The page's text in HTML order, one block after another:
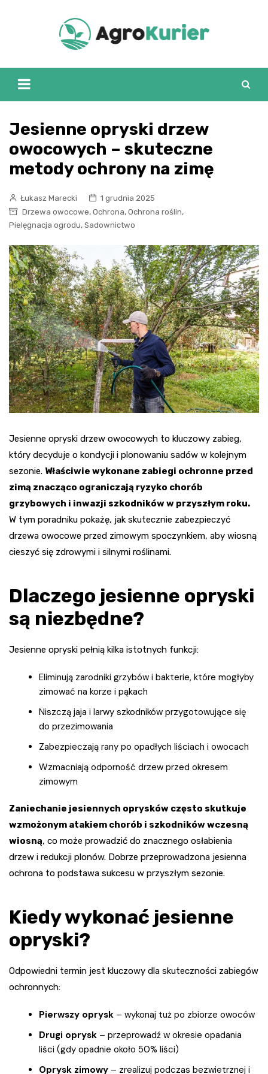
Jesienne opryski drzew
owocowych – skuteczne
metody ochrony na zimę
Łukasz Marecki
1 grudnia 2025
Drzewa owocowe, Ochrona, Ochrona roślin,
Pielęgnacja ogrodu, Sadownictwo
Jesienne opryski drzew owocowych to kluczowy zabieg,
który decyduje o kondycji i plonowaniu sadów w kolejnym
sezonie. Właściwie wykonane zabiegi ochronne przed
zimą znacząco ograniczają ryzyko chorób
grzybowych i inwazji szkodników w przyszłym roku.
W tym poradniku pokażę, jak skutecznie zabezpieczyć
drzewa owocowe przed zimowym spoczynkiem, aby wiosną
cieszyć się zdrowymi i silnymi roślinami.
Dlaczego jesienne opryski
są niezbędne?
Jesienne opryski pełnią kilka istotnych funkcji:
Eliminują zarodniki grzybów i bakterie, które mogłyby
zimować na korze i pąkach
Niszczą jaja i larwy szkodników przygotowujące się
do przezimowania
Zabezpieczają rany po opadłych liściach i owocach
Wzmacniają odporność drzew przed okresem
zimowym
Zaniechanie jesiennych oprysków często skutkuje
wzmożonym atakiem chorób i szkodników wczesną
wiosną, co może prowadzić do znacznego osłabienia
drzew i redukcji plonów. Dobrze przeprowadzona jesienna
ochrona to podstawa sukcesu w przyszłym sezonie.
Kiedy wykonać jesienne
opryski?
Odpowiedni termin jest kluczowy dla skuteczności zabiegów
ochronnych:
Pierwszy oprysk – wykonaj tuż po zbiorze owoców
Drugi oprysk – przeprowadź w okresie opadania
liści (gdy opadnie około 50% liści)
Oprysk zimowy – zrealizuj podczas bezwietrznej i